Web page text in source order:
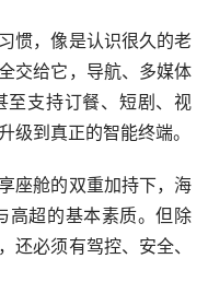
惯，像是认识很久的老
交给它，导航、多媒体
至支持订餐、短剧、视
到真正的智能终端。
座舱的双重加持下，海
高超的基本素质。但除
还必须有驾控、安全、